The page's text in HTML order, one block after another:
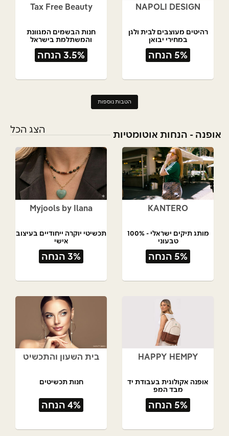
NAPOLI DESIGN
רהיטים מעוצבים לבית ולגן
במחירי יבואן
5% הנחה
Tax Free Beauty
חנות הבשמים המגוונת
והמשתלמת בישראל
3.5% הנחה
הטבות נוספות
אופנה - הנחות אוטומטיות הצג הכל
KANTERO
מותג תיקים ישראלי - 100%
טבעוני
תל אביב
5% הנחה
Myjools by Ilana
תכשיטי יוקרה ייחודיים בעיצוב
אישי
3% הנחה
HAPPY HEMPY
אופנה אקולוגית בעבודת יד
מבד המפ
5% הנחה
בית השעון והתכשיט
חנות תכשיטים
4% הנחה